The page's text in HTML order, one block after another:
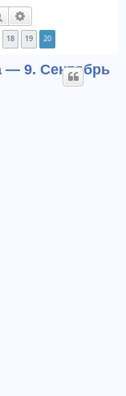
Поиск
18 19 20
— 9. Сентябрь